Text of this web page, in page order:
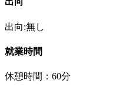
出向:無し
就業時間
休憩時間：60分